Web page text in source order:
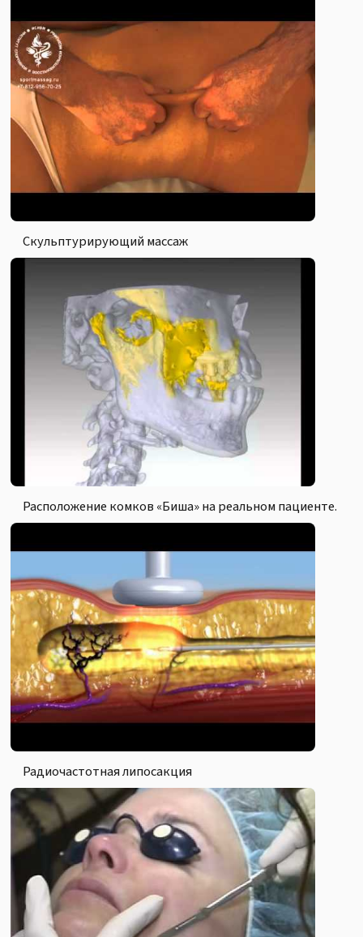
Скульптурирующий массаж
Расположение комков «Биша» на реальном пациенте.
Радиочастотная липосакция